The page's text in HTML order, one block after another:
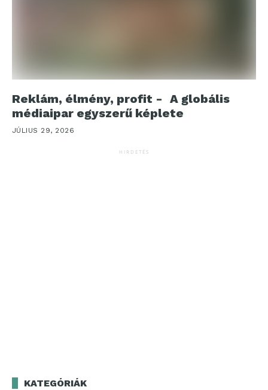
Reklám, élmény, profit - A globális
médiaipar egyszerű képlete
JÚLIUS 29, 2026
HIRDETÉS
KATEGÓRIÁK